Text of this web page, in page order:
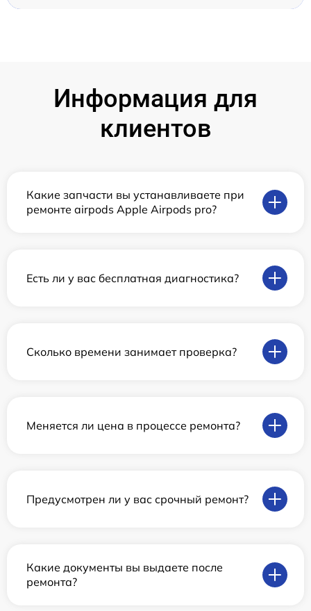
Информация для
клиентов
Какие запчасти вы устанавливаете при
ремонте airpods Apple Airpods pro?
Есть ли у вас бесплатная диагностика?
Сколько времени занимает проверка?
Меняется ли цена в процессе ремонта?
Предусмотрен ли у вас срочный ремонт?
Какие документы вы выдаете после
ремонта?